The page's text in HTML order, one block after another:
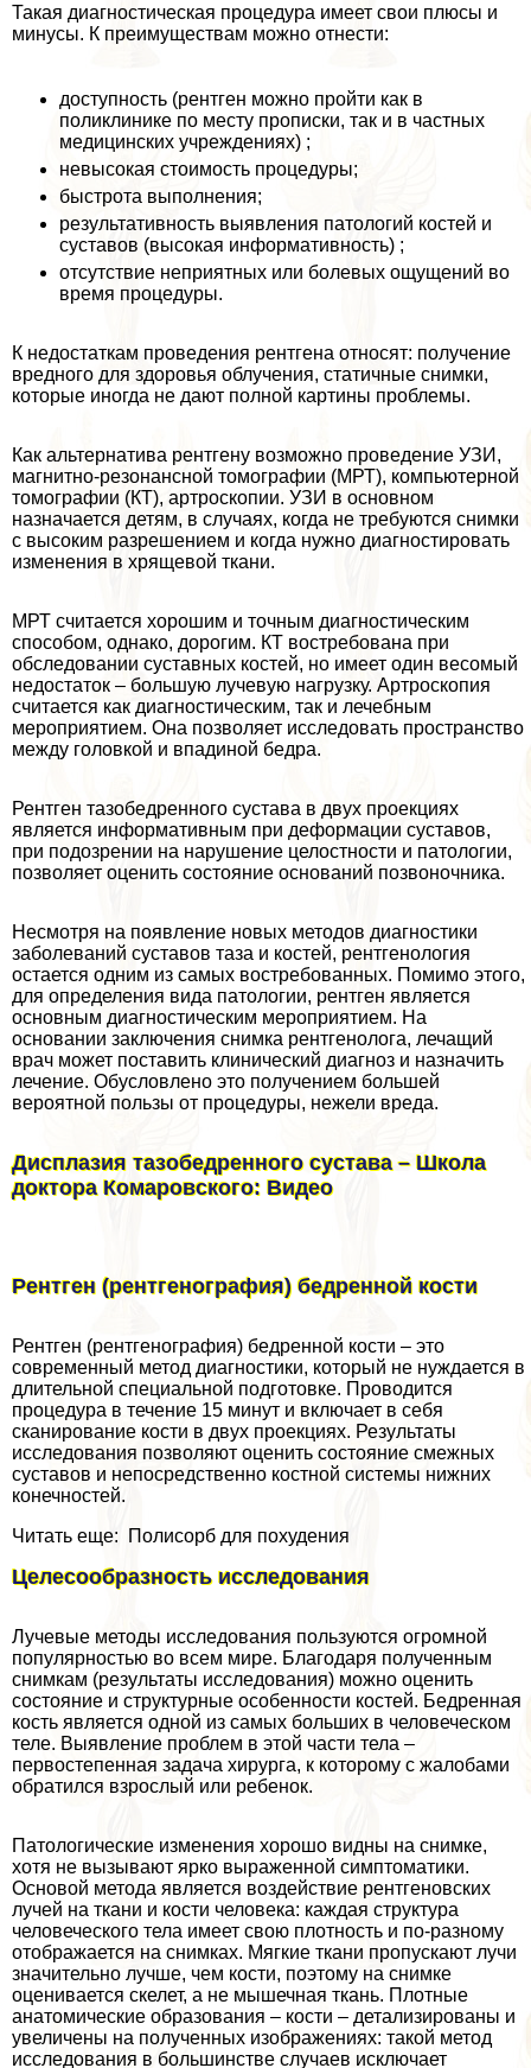
Такая диагностическая процедypa имеет свои плюсы и
минусы. К преимуществам можно отнести:
доступность (рентген можно пройти как в
поликлинике по месту прописки, так и в частных
медицинских учреждениях) ;
невысокая стоимость процедуры;
быстрота выполнения;
результативность выявления патологий костей и
суставов (высокая информативность) ;
отсутствие неприятных или болевых ощущений во
время процедуры.
К недостаткам проведения рентгена относят: получение
вредного для здоровья облучения, статичные снимки,
которые иногда не дают полной картины проблемы.
Как альтернатива рентгену возможно проведение УЗИ,
магнитно-резонансной томографии (МРТ), компьютерной
томографии (КТ), артроскопии. УЗИ в основном
назначается детям, в случаях, когда не требуются снимки
с высоким разрешением и когда нужно диагностировать
изменения в хрящевой ткани.
МРТ считается хорошим и точным диагностическим
способом, однако, дорогим. КТ востребована при
обследовании суставных костей, но имеет один весомый
недостаток – большую лучевую нагрузку. Артроскопия
считается как диагностическим, так и лечебным
мероприятием. Она позволяет исследовать прострaнcтво
между головкой и впадиной бедра.
Рентген тазобедренного сустава в двух проекциях
является информативным при деформации суставов,
при подозрении на нарушение целостности и патологии,
позволяет оценить состояние оснований позвоночника.
Несмотря на появление новых методов диагностики
заболеваний суставов таза и костей, рентгенология
остается одним из самых востребованных. Помимо этого,
для определения вида патологии, рентген является
основным диагностическим мероприятием. На
основании заключения снимка рентгенолога, лечащий
врач может поставить клинический диагноз и назначить
лечение. Обусловлено это получением большей
вероятной пользы от процедуры, нежели вреда.
Дисплазия тазобедренного сустава – Школа
доктора Комаровского: Видео
Рентген (рентгенография) бедренной кости
Рентген (рентгенография) бедренной кости – это
современный метод диагностики, который не нуждается в
длительной специальной подготовке. Проводится
процедypa в течение 15 минут и включает в себя
сканирование кости в двух проекциях. Результаты
исследования позволяют оценить состояние смежных
суставов и непосредственно костной системы нижних
конечностей.
Читать еще: Полисорб для похудения
Целесообразность исследования
Лучевые методы исследования пользуются огромной
популярностью во всем мире. Благодаря полученным
снимкам (результаты исследования) можно оценить
состояние и структурные особенности костей. Бедренная
кость является одной из самых больших в человеческом
теле. Выявление проблем в этой части тела –
первостепенная задача хирурга, к которому с жалобами
обратился взрослый или ребенок.
Патологические изменения хорошо видны на снимке,
хотя не вызывают ярко выраженной симптоматики.
Основой метода является воздействие рентгеновских
лучей на ткани и кости человека: каждая структура
человеческого тела имеет свою плотность и по-разному
отображается на снимках. Мягкие ткани пропускают лучи
значительно лучше, чем кости, поэтому на снимке
оценивается скелет, а не мышечная ткань. Плотные
анатомические образования – кости – детализированы и
увеличены на полученных изображениях: такой метод
исследования в большинстве случаев исключает